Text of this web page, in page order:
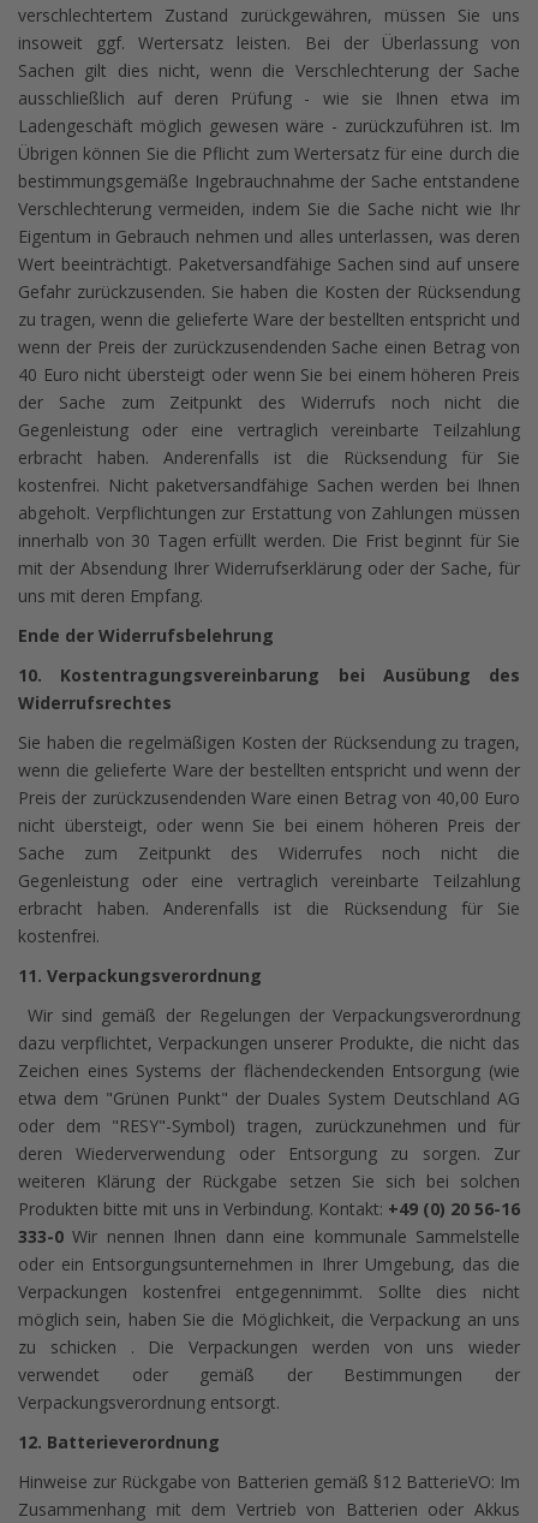
verschlechtertem Zustand zurückgewähren, müssen Sie uns
insoweit ggf. Wertersatz leisten. Bei der Überlassung von
Sachen gilt dies nicht, wenn die Verschlechterung der Sache
ausschließlich auf deren Prüfung - wie sie Ihnen etwa im
Ladengeschäft möglich gewesen wäre - zurückzuführen ist. Im
Übrigen können Sie die Pflicht zum Wertersatz für eine durch die
bestimmungsgemäße Ingebrauchnahme der Sache entstandene
Verschlechterung vermeiden, indem Sie die Sache nicht wie Ihr
Eigentum in Gebrauch nehmen und alles unterlassen, was deren
Wert beeinträchtigt. Paketversandfähige Sachen sind auf unsere
Gefahr zurückzusenden. Sie haben die Kosten der Rücksendung
zu tragen, wenn die gelieferte Ware der bestellten entspricht und
wenn der Preis der zurückzusendenden Sache einen Betrag von
40 Euro nicht übersteigt oder wenn Sie bei einem höheren Preis
der Sache zum Zeitpunkt des Widerrufs noch nicht die
Gegenleistung oder eine vertraglich vereinbarte Teilzahlung
erbracht haben. Anderenfalls ist die Rücksendung für Sie
kostenfrei. Nicht paketversandfähige Sachen werden bei Ihnen
abgeholt. Verpflichtungen zur Erstattung von Zahlungen müssen
innerhalb von 30 Tagen erfüllt werden. Die Frist beginnt für Sie
mit der Absendung Ihrer Widerrufserklärung oder der Sache, für
uns mit deren Empfang.
Ende der Widerrufsbelehrung
10. Kostentragungsvereinbarung bei Ausübung des
Widerrufsrechtes
Sie haben die regelmäßigen Kosten der Rücksendung zu tragen,
wenn die gelieferte Ware der bestellten entspricht und wenn der
Preis der zurückzusendenden Ware einen Betrag von 40,00 Euro
nicht übersteigt, oder wenn Sie bei einem höheren Preis der
Sache zum Zeitpunkt des Widerrufes noch nicht die
Gegenleistung oder eine vertraglich vereinbarte Teilzahlung
erbracht haben. Anderenfalls ist die Rücksendung für Sie
kostenfrei.
11. Verpackungsverordnung
Wir sind gemäß der Regelungen der Verpackungsverordnung
dazu verpflichtet, Verpackungen unserer Produkte, die nicht das
Zeichen eines Systems der flächendeckenden Entsorgung (wie
etwa dem "Grünen Punkt" der Duales System Deutschland AG
oder dem "RESY"-Symbol) tragen, zurückzunehmen und für
deren Wiederverwendung oder Entsorgung zu sorgen. Zur
weiteren Klärung der Rückgabe setzen Sie sich bei solchen
Produkten bitte mit uns in Verbindung. Kontakt: +49 (0) 20 56-16
333-0 Wir nennen Ihnen dann eine kommunale Sammelstelle
oder ein Entsorgungsunternehmen in Ihrer Umgebung, das die
Verpackungen kostenfrei entgegennimmt. Sollte dies nicht
möglich sein, haben Sie die Möglichkeit, die Verpackung an uns
zu schicken . Die Verpackungen werden von uns wieder
verwendet oder gemäß der Bestimmungen der
Verpackungsverordnung entsorgt.
12. Batterieverordnung
Hinweise zur Rückgabe von Batterien gemäß §12 BatterieVO: Im
Zusammenhang mit dem Vertrieb von Batterien oder Akkus